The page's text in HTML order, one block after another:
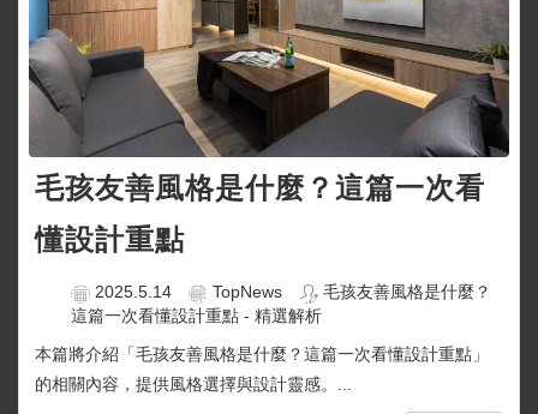
毛孩友善風格是什麼？這篇一次看
懂設計重點
2025.5.14 TopNews
毛孩友善風格是什麼？
這篇一次看懂設計重點 - 精選解析
本篇將介紹「毛孩友善風格是什麼？這篇一次看懂設計重點」
的相關內容，提供風格選擇與設計靈感。...